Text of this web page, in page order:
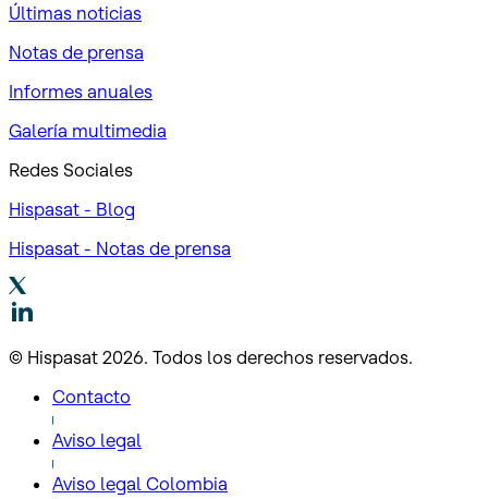
Últimas noticias
Notas de prensa
Informes anuales
Galería multimedia
Redes Sociales
Hispasat - Blog
Hispasat - Notas de prensa
© Hispasat 2026. Todos los derechos reservados.
Contacto
Aviso legal
Aviso legal Colombia